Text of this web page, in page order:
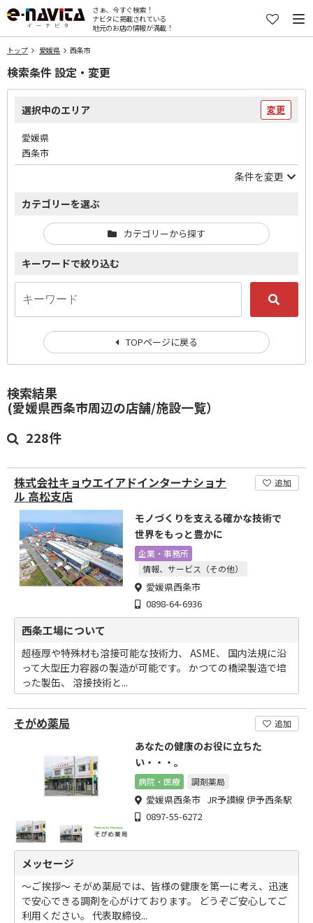
さぁ、今すぐ検索！
ナビタに掲載されている
地元のお店の情報が満載！
トップ 愛媛県 西条市
検索結果
(愛媛県西条市周辺の店舗/施設一覧）
228件
株式会社キョウエイアドインターナショナ
ル 高松支店
追加
モノづくりを支える確かな技術で
世界をもっと豊かに
企業・事務所
情報、サービス（その他）
愛媛県西条市
0898-64-6936
西条工場について
超極厚や特殊材も溶接可能な技術力、 ASME、 国内法規に沿
って大型圧力容器の製造が可能です。 かつての橋梁製造で培
った製缶、 溶接技術と...
そがめ薬局 追加
あなたの健康のお役に立ちた
い・・・。
病院・医療 調剤薬局
愛媛県西条市 JR予讃線 伊予西条駅
0897-55-6272
メッセージ
～ご挨拶～ そがめ薬局では、皆様の健康を第一に考え、迅速
で安心できる調剤を心がけております。 どうぞご安心してご
利用ください。 代表取締役...
検索条件 設定・変更
選択中のエリア 変更
愛媛県
西条市
条件を変更
カテゴリーを選ぶ
カテゴリーから探す
キーワードで絞り込む
TOPページに戻る